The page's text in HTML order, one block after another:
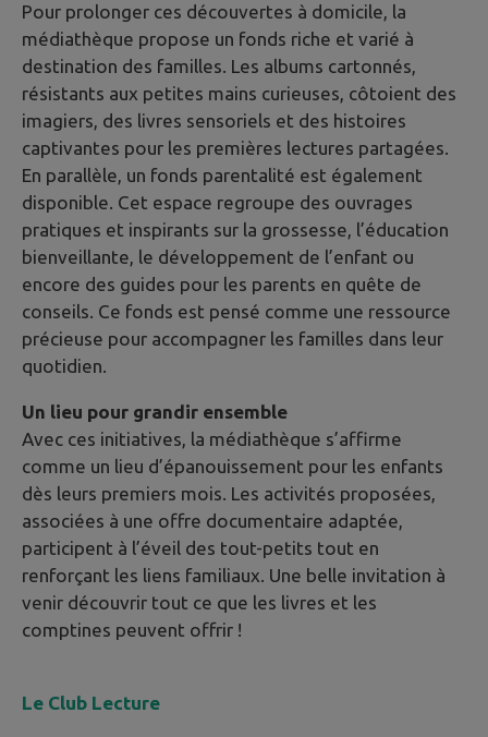
Pour prolonger ces découvertes à domicile, la
médiathèque propose un fonds riche et varié à
destination des familles. Les albums cartonnés,
résistants aux petites mains curieuses, côtoient des
imagiers, des livres sensoriels et des histoires
captivantes pour les premières lectures partagées.
En parallèle, un fonds parentalité est également
disponible. Cet espace regroupe des ouvrages
pratiques et inspirants sur la grossesse, l’éducation
bienveillante, le développement de l’enfant ou
encore des guides pour les parents en quête de
conseils. Ce fonds est pensé comme une ressource
précieuse pour accompagner les familles dans leur
quotidien.
Un lieu pour grandir ensemble
Avec ces initiatives, la médiathèque s’affirme
comme un lieu d’épanouissement pour les enfants
dès leurs premiers mois. Les activités proposées,
associées à une offre documentaire adaptée,
participent à l’éveil des tout-petits tout en
renforçant les liens familiaux. Une belle invitation à
venir découvrir tout ce que les livres et les
comptines peuvent offrir !
Le Club Lecture